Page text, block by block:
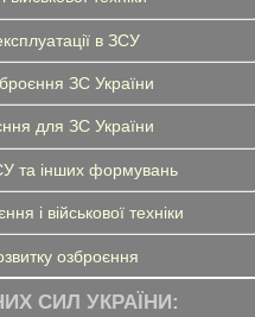
в ЗСУ
ЗС України
для ЗС України
та інших формувань
і військової техніки
озброєння
СИЛ УКРАЇНИ: